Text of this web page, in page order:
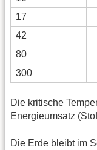
17
42
80
300
Die kritische
Energieumsatz
Die Erde bleibt im